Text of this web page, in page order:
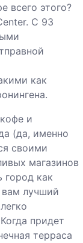
всего этого?
С 93
как
и
(да, именно
своими
магазинов
город как
лучший
придет
терраса